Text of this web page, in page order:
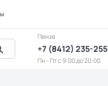
Пенза
+7 (8412) 235-255
Пн - Пт c 9:00 до 20:00